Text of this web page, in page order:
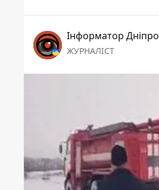
Інформатор Дніпро
ЖУРНАЛІСТ